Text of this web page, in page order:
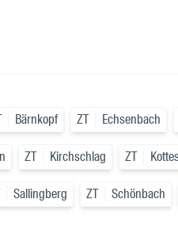
Bärnkopf ZT Echsenbach
ZT Kirchschlag ZT
Sallingberg ZT Schönbach